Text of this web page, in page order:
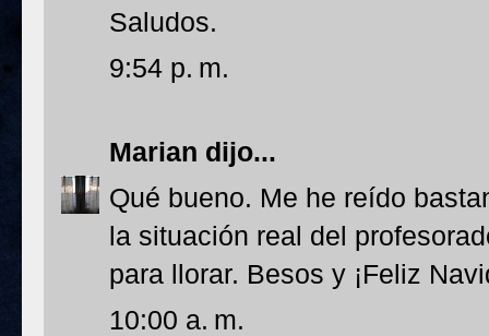
Saludos.
9:54 p. m.
Marian dijo...
Qué bueno. Me he reído
la situación real del
para llorar. Besos y ¡Feliz
10:00 a. m.